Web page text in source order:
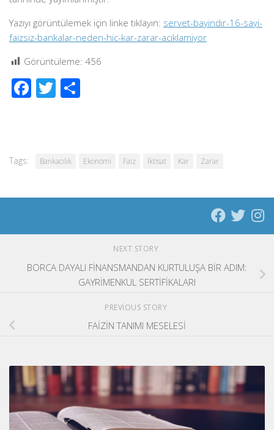
Yazıyı görüntülemek için linke tıklayın: servet-bayindir-16-sayi-
faizsiz-bankalar-neden-hic-kar-zarar-aciklamiyor
Görüntüleme: 456
Facebook
Twitter
Tags: Bankacılık Ekonomi Faiz İktisat Kar Zarar
NEXT STORY
BORCA DAYALI FİNANSMANDAN KURTULUŞA BİR ADIM:
GAYRİMENKUL SERTİFİKALARI
PREVIOUS STORY
FAİZİN TANIMI MESELESİ